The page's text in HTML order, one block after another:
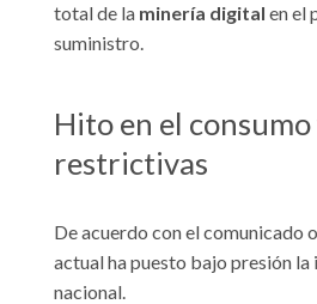
total de la minería digital en el
suministro.
Hito en el consumo
restrictivas
De acuerdo con el comunicado
actual ha puesto bajo presión
nacional.